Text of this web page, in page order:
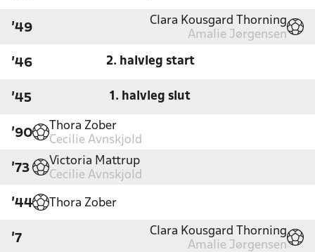
'49
Clara Kousgard Thorning
Amalie Jørgensen
'46 2. halvleg start
'45 1. halvleg slut
'90
Thora Zober
Cecilie Avnskjold
'73
Victoria Mattrup
Cecilie Avnskjold
'44 Thora Zober
'7
Clara Kousgard Thorning
Amalie Jørgensen